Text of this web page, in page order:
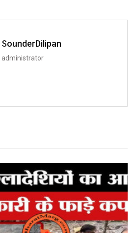
SounderDilipan
administrator